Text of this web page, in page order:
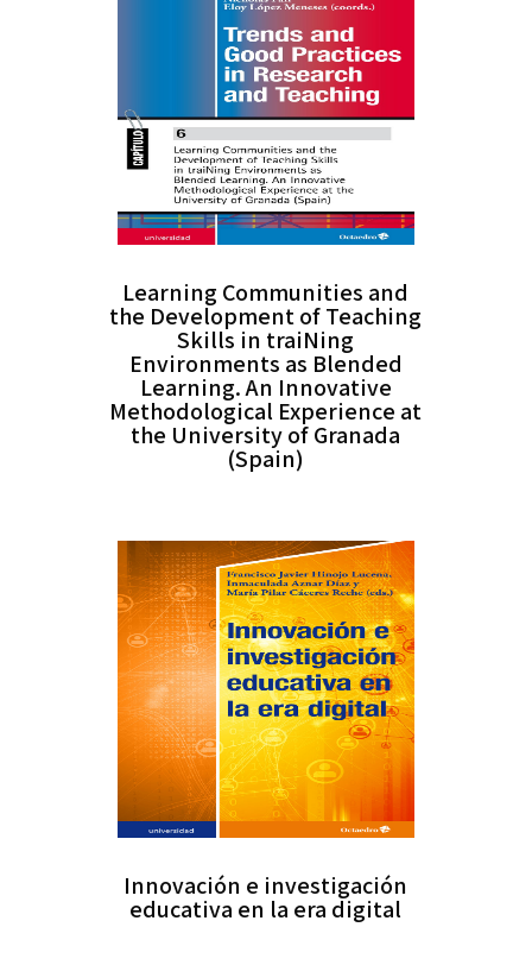
Learning Communities and
the Development of Teaching
Skills in traiNing
Environments as Blended
Learning. An Innovative
Methodological Experience at
the University of Granada
(Spain)
Innovación e investigación
educativa en la era digital